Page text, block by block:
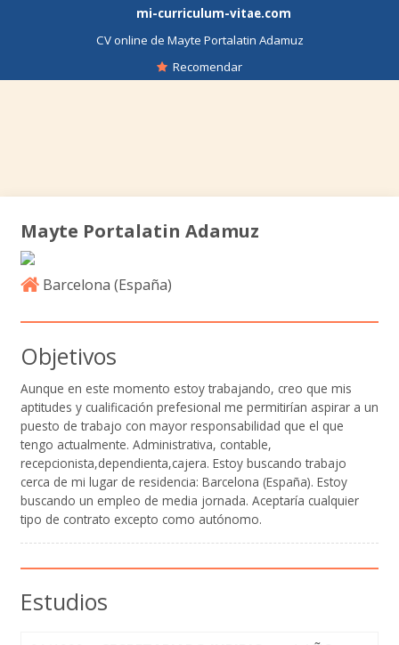
mi-curriculum-vitae.com
CV online de Mayte Portalatin Adamuz
Recomendar
Mayte Portalatin Adamuz
Barcelona (España)
Objetivos
Aunque en este momento estoy trabajando, creo que mis
aptitudes y cualificación prefesional me permitirían aspirar a un
puesto de trabajo con mayor responsabilidad que el que
tengo actualmente. Administrativa, contable,
recepcionista,dependienta,cajera. Estoy buscando trabajo
cerca de mi lugar de residencia: Barcelona (España). Estoy
buscando un empleo de media jornada. Aceptaría cualquier
tipo de contrato excepto como autónomo.
Estudios